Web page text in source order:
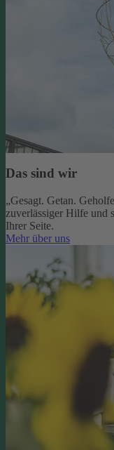
Das sind wir
„Gesagt. Getan.
zuverlässiger Hilfe und
Ihrer Seite.
Mehr über uns